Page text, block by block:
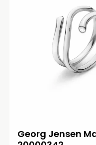
armringe forener
skandinavisk design
enestående
Jensens sølvsmede
ringen er udført i 18
Georg Jensen